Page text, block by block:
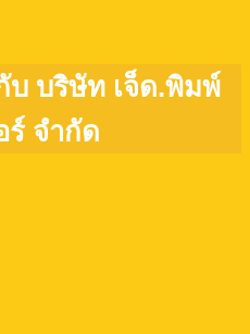
บ บริษัท เจ็ด.พิมพ์
ร์ จำกัด